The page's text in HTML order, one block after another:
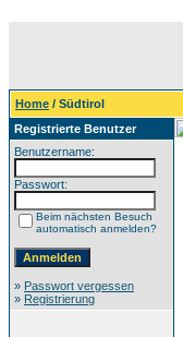
Home / Südtirol
Registrierte Benutzer
Benutzername:
Passwort:
Beim nächsten Besuch
automatisch anmelden?
» Passwort vergessen
» Registrierung